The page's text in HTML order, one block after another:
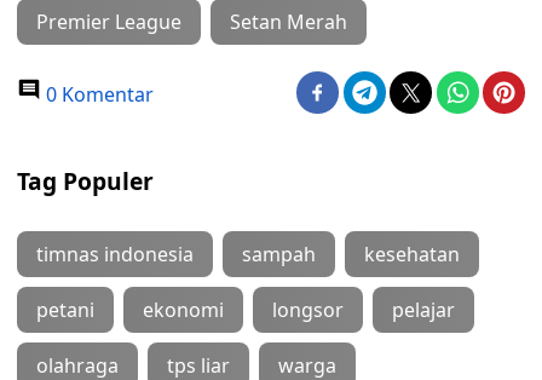
Premier League Setan Merah
0 Komentar
Tag Populer
timnas indonesia sampah kesehatan
petani ekonomi longsor pelajar
olahraga tps liar warga